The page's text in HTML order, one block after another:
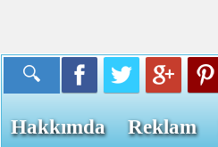
Hakkımda Reklam